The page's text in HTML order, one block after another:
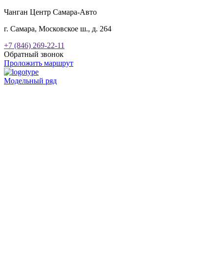
Чанган Центр Самара-Авто
г. Самара, Московское ш., д. 264
+7 (846) 269-22-11
Обратный звонок
Проложить маршрут
Модельный ряд